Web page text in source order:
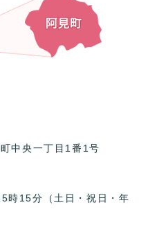
中央一丁目1番1号
時15分（土日・祝日・年